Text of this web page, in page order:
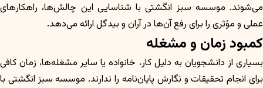
می‌شوند. موسسه سبز انگشتی با شناسایی این چالش‌ها، راهکارهای
عملی و مؤثری را برای رفع آن‌ها در آران و بیدگل ارائه می‌دهد.
کمبود زمان و مشغله
بسیاری از دانشجویان به دلیل کار، خانواده یا سایر مشغله‌ها، زمان کافی
برای انجام تحقیقات و نگارش پایان‌نامه را ندارند. موسسه سبز انگشتی با